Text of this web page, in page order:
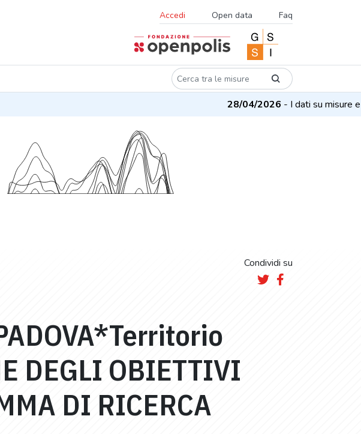
Accedi Open data Faq
28/04/2026- I dati su misure e
Condividi su
DEGLI OBIETTIVI
DI RICERCA